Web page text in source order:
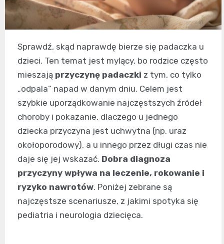
Sprawdź, skąd naprawdę bierze się padaczka u
dzieci. Ten temat jest mylący, bo rodzice często
mieszają przyczynę padaczki z tym, co tylko
„odpala” napad w danym dniu. Celem jest
szybkie uporządkowanie najczęstszych źródeł
choroby i pokazanie, dlaczego u jednego
dziecka przyczyna jest uchwytna (np. uraz
okołoporodowy), a u innego przez długi czas nie
daje się jej wskazać. Dobra diagnoza
przyczyny wpływa na leczenie, rokowanie i
ryzyko nawrotów. Poniżej zebrane są
najczęstsze scenariusze, z jakimi spotyka się
pediatria i neurologia dziecięca.